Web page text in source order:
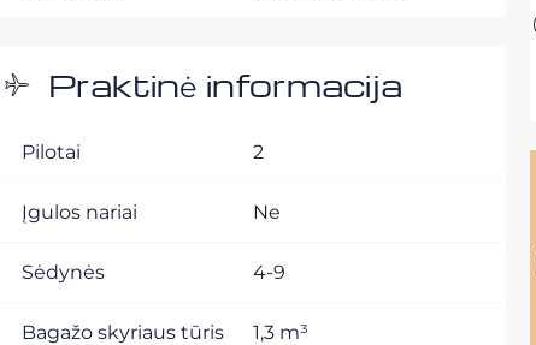
Praktinė informacija
Pilotai 2
Įgulos nariai Ne
Sėdynės 4-9
Bagažo skyriaus tūris 1,3 m³